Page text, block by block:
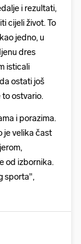
i rezultati,
cijeli život. To
jedno, u
dres
isticali
ostati još
to ostvario.
i porazima.
je velika čast
od izbornika.
sporta",